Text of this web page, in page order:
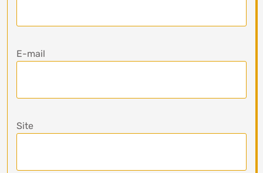
E-mail
Site